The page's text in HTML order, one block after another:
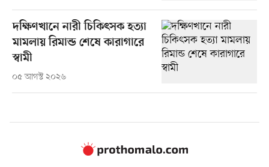
দক্ষিণখানে নারী চিকিৎসক হত্যা
মামলায় রিমান্ড শেষে কারাগারে
স্বামী
০৫ আগস্ট ২০২৬